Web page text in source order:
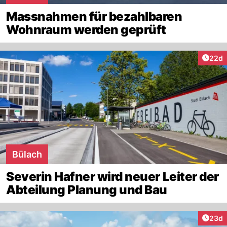
Massnahmen für bezahlbaren
Wohnraum werden geprüft
22d
Bülach
Severin Hafner wird neuer Leiter der
Abteilung Planung und Bau
23d